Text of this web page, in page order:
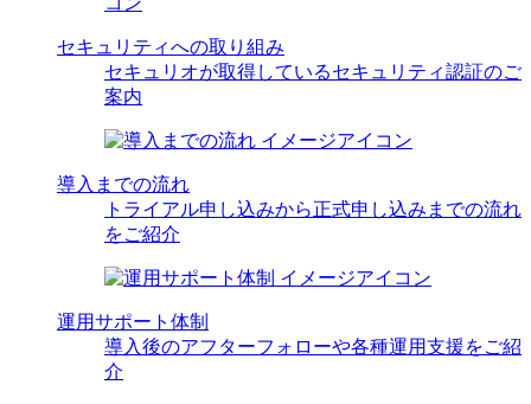
セキュリティへの取り組み
セキュリオが取得しているセキュリティ認証のご
案内
導入までの流れ
トライアル申し込みから正式申し込みまでの流れ
をご紹介
運用サポート体制
導入後のアフターフォローや各種運用支援をご紹
介